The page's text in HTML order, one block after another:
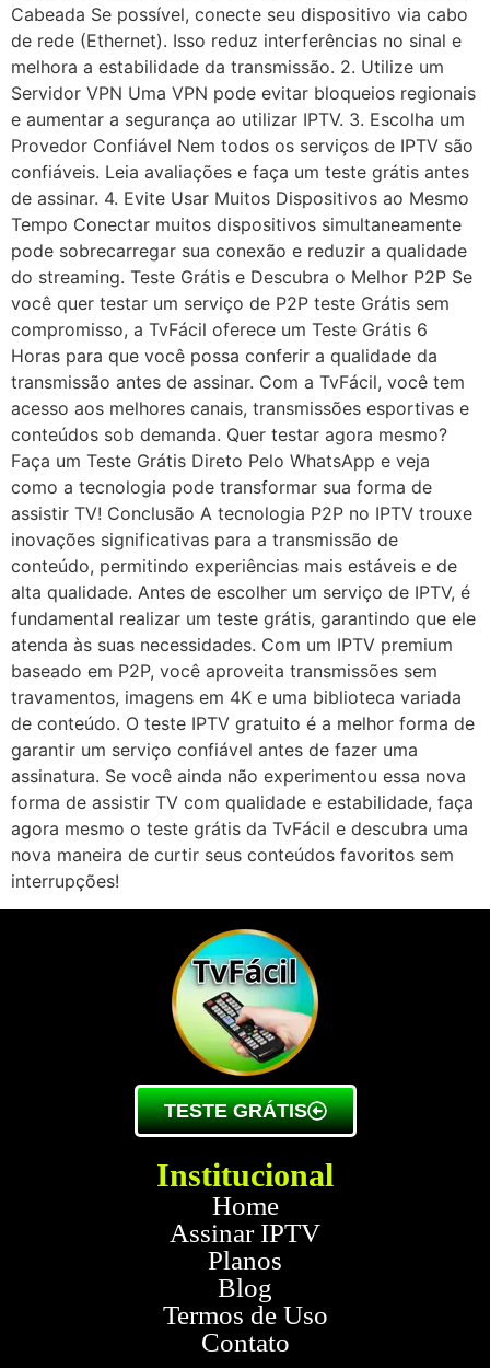
Cabeada Se possível, conecte seu dispositivo via cabo
de rede (Ethernet). Isso reduz interferências no sinal e
melhora a estabilidade da transmissão. 2. Utilize um
Servidor VPN Uma VPN pode evitar bloqueios regionais
e aumentar a segurança ao utilizar IPTV. 3. Escolha um
Provedor Confiável Nem todos os serviços de IPTV são
confiáveis. Leia avaliações e faça um teste grátis antes
de assinar. 4. Evite Usar Muitos Dispositivos ao Mesmo
Tempo Conectar muitos dispositivos simultaneamente
pode sobrecarregar sua conexão e reduzir a qualidade
do streaming. Teste Grátis e Descubra o Melhor P2P Se
você quer testar um serviço de P2P teste Grátis sem
compromisso, a TvFácil oferece um Teste Grátis 6
Horas para que você possa conferir a qualidade da
transmissão antes de assinar. Com a TvFácil, você tem
acesso aos melhores canais, transmissões esportivas e
conteúdos sob demanda. Quer testar agora mesmo?
Faça um Teste Grátis Direto Pelo WhatsApp e veja
como a tecnologia pode transformar sua forma de
assistir TV! Conclusão A tecnologia P2P no IPTV trouxe
inovações significativas para a transmissão de
conteúdo, permitindo experiências mais estáveis e de
alta qualidade. Antes de escolher um serviço de IPTV, é
fundamental realizar um teste grátis, garantindo que ele
atenda às suas necessidades. Com um IPTV premium
baseado em P2P, você aproveita transmissões sem
travamentos, imagens em 4K e uma biblioteca variada
de conteúdo. O teste IPTV gratuito é a melhor forma de
garantir um serviço confiável antes de fazer uma
assinatura. Se você ainda não experimentou essa nova
forma de assistir TV com qualidade e estabilidade, faça
agora mesmo o teste grátis da TvFácil e descubra uma
nova maneira de curtir seus conteúdos favoritos sem
interrupções!
TESTE GRÁTIS
Institucional
Home
Assinar IPTV
Planos
Blog
Termos de Uso
Contato